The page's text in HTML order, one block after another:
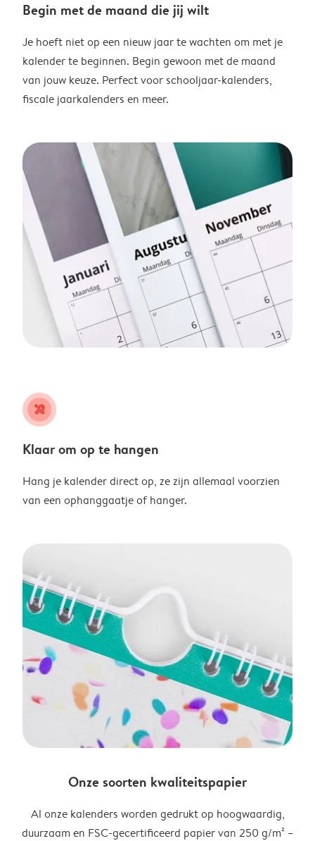
Begin met de maand die jij wilt
Je hoeft niet op een nieuw jaar te wachten om met je
kalender te beginnen. Begin gewoon met de maand
van jouw keuze. Perfect voor schooljaar-kalenders,
fiscale jaarkalenders en meer.
tools
Klaar om op te hangen
Hang je kalender direct op, ze zijn allemaal voorzien
van een ophanggaatje of hanger.
Onze soorten kwaliteitspapier
Al onze kalenders worden gedrukt op hoogwaardig,
duurzaam en FSC-gecertificeerd papier van 250 g/m² –